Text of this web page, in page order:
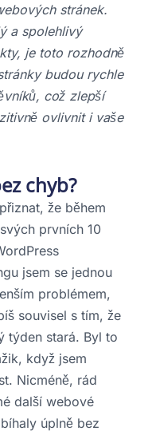
stránek.
a spolehlivý
je toto rozhodně
budou rychle
což zlepší
ovlivnit i vaše
chyb?
že během
prvních 10
jsem se jednou
problémem,
souvisel s tím, že
týden stará. Byl to
když jsem
Nicméně, rád
další webové
úplně bez